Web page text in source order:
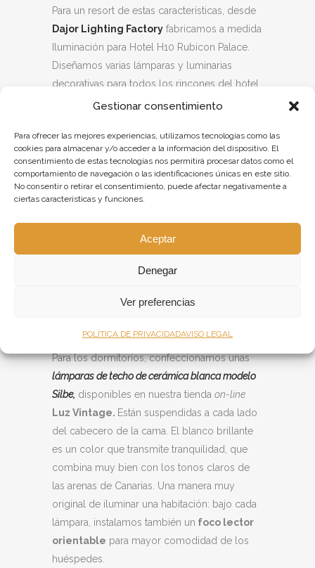
Gestionar consentimiento
Para ofrecer las mejores experiencias, utilizamos tecnologías como las
cookies para almacenar y/o acceder a la información del dispositivo. El
consentimiento de estas tecnologías nos permitirá procesar datos como el
comportamiento de navegación o las identificaciones únicas en este sitio.
No consentir o retirar el consentimiento, puede afectar negativamente a
ciertas características y funciones.
Aceptar
Denegar
Ver preferencias
POLÍTICA DE PRIVACIDADAVISO LEGAL
Para un resort de estas características, desde
Dajor Lighting Factory fabricamos a medida
Iluminación para Hotel H10 Rubicon Palace.
Diseñamos varias lámparas y luminarias
decorativas para todos los rincones del hotel.
En la Sala Privilegefabricamos a medida
partir de un aro de metal. Están acabadas en
latón, y su aro sirve de estructura de sujeción
de las tiras de led cálido incorporadas.
Producen una suave luz cálida ideal para
tensores y una cadena metálica sujeta a un
florón. Como complementó a la iluminación
lámparas de techo negras, con tulipas de
sofisticado.
Para los dormitorios, confeccionamos unas
lámparas de techo de cerámica blanca modelo
Silbe, disponibles en nuestra tienda on-line
Luz Vintage. Están suspendidas a cada lado
del cabecero de la cama. El blanco brillante
es un color que transmite tranquilidad, que
combina muy bien con los tonos claros de
las arenas de Canarias. Una manera muy
original de iluminar una habitación: bajo cada
lámpara, instalamos también un foco lector
orientable para mayor comodidad de los
huéspedes.